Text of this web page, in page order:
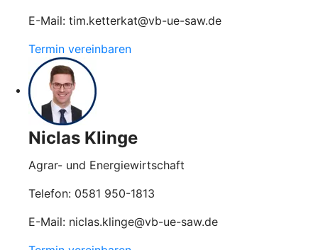
E-Mail: tim.ketterkat@vb-ue-saw.de
Termin vereinbaren
Niclas Klinge
Agrar- und Energiewirtschaft
Telefon: 0581 950-1813
E-Mail: niclas.klinge@vb-ue-saw.de